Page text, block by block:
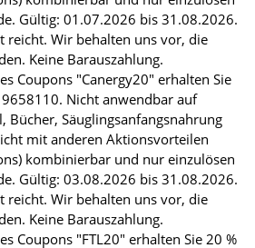
Gültig: 01.07.2026 bis 31.08.2026.
reicht. Wir behalten uns vor, die
Keine Barauszahlung.
Coupons "Canergy20" erhalten Sie
Nicht anwendbar auf
Bücher, Säuglingsanfangsnahrung
mit anderen Aktionsvorteilen
kombinierbar und nur einzulösen
Gültig: 03.08.2026 bis 31.08.2026.
reicht. Wir behalten uns vor, die
Keine Barauszahlung.
Coupons "FTL20" erhalten Sie 20 %